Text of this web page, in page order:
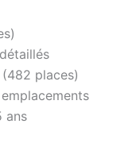
places)
ans